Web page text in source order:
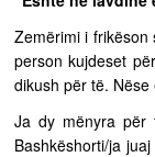
Zemërimi i
person kujdeset
dikush për të.
Ja dy mënyra për
Bashkëshorti/ja